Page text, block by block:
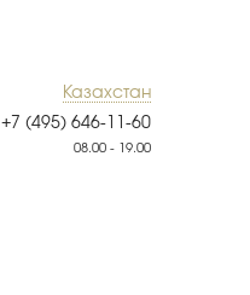
Казахстан
+7 (495) 646-11-60
08.00 - 19.00